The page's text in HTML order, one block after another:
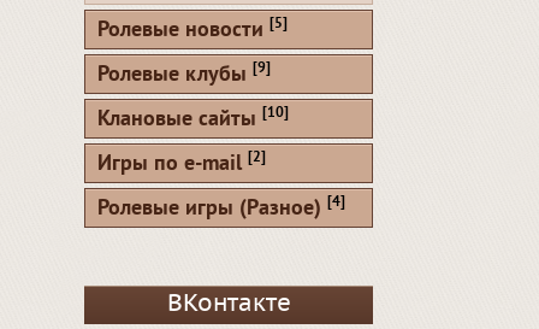
Ролевые новости [5]
Ролевые клубы [9]
Клановые сайты [10]
Игры по e-mail [2]
Ролевые игры (Разное) [4]
ВКонтакте